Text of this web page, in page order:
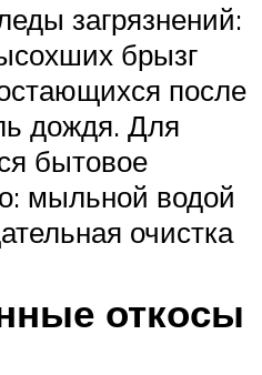
загрязнений:
брызг
после
дождя. Для
бытовое
мыльной водой
очистка
откосы